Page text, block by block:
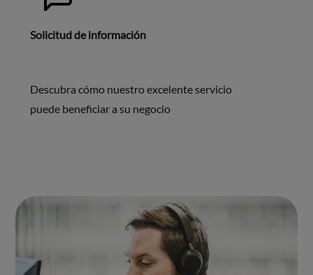
Solicitud de información
Descubra cómo nuestro excelente servicio
puede beneficiar a su negocio